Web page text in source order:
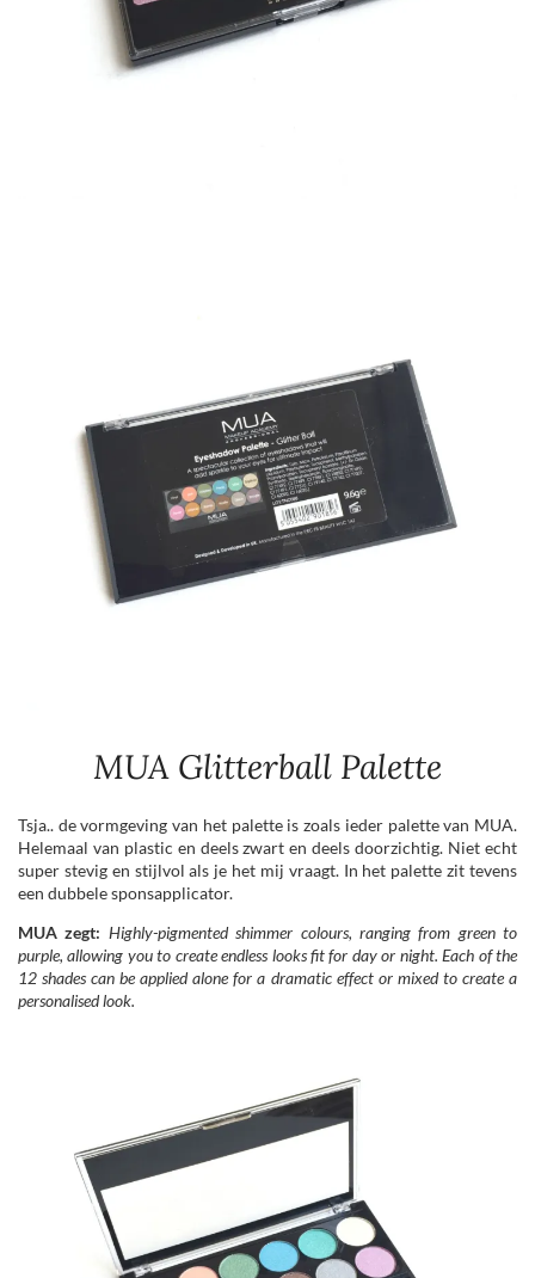
MUA Glitterball Palette
Tsja.. de vormgeving van het palette is zoals ieder palette van MUA.
Helemaal van plastic en deels zwart en deels doorzichtig. Niet echt
super stevig en stijlvol als je het mij vraagt. In het palette zit tevens
een dubbele sponsapplicator.
MUA zegt: Highly-pigmented shimmer colours, ranging from green to
purple, allowing you to create endless looks fit for day or night. Each of the
12 shades can be applied alone for a dramatic effect or mixed to create a
personalised look.